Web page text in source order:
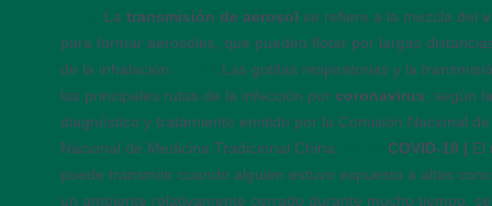
La transmisión de aerosol se refiere a la mezcla del
para formar aerosoles, que pueden flotar por largas
de la inhalación.
Las gotitas respiratorias y la
las principales rutas de la infección por coronavirus, según
diagnóstico y tratamiento emitido por la Comisión Nacional
Nacional de Medicina Tradicional China.
COVID-19 | El
puede transmitir cuando alguien estuvo expuesto a altas
un ambiente relativamente cerrado durante mucho tiempo,